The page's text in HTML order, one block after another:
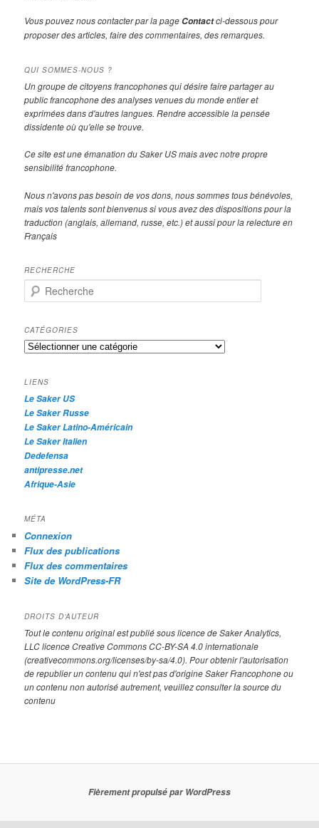
Vous pouvez nous contacter par la page Contactci-dessous pour
proposer des articles, faire des commentaires, des remarques.
QUI SOMMES-NOUS ?
Un groupe de citoyens francophones qui désire faire partager au
public francophone des analyses venues du monde entier et
exprimées dans d'autres langues. Rendre accessible la pensée
dissidente où qu'elle se trouve.
Ce site est une émanation du Saker US mais avec notre propre
sensibilité francophone.
Nous n'avons pas besoin de vos dons, nous sommes tous bénévoles,
mais vos talents sont bienvenus si vous avez des dispositions pour la
traduction (anglais, allemand, russe, etc.) et aussi pour la relecture en
Français
RECHERCHE
e
h
e
r
h
e
CATÉGORIES
Catégories
LIENS
Le Saker US
Le Saker Russe
Le Saker Latino-Américain
Le Saker Italien
Dedefensa
antipresse.net
Afrique-Asie
MÉTA
Connexion
Flux des publications
Flux des commentaires
Site de WordPress-FR
DROITS D’AUTEUR
Tout le contenu original est publié sous licence de Saker Analytics,
LLC licence Creative Commons CC-BY-SA 4.0 internationale
(creativecommons.org/licenses/by-sa/4.0). Pour obtenir l'autorisation
de republier un contenu qui n'est pas d'origine Saker Francophone ou
un contenu non autorisé autrement, veuillez consulter la source du
contenu
Fièrement propulsé par WordPress